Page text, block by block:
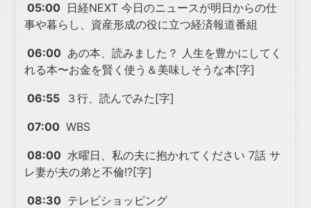
05:00 日経NEXT 今日のニュースが明日からの仕
事や暮らし、資産形成の役に立つ経済報道番組
06:00 あの本、読みました？ 人生を豊かにしてく
れる本〜お金を賢く使う＆美味しそうな本[字]
06:55 ３行、読んでみた[字]
07:00 WBS
08:00 水曜日、私の夫に抱かれてください 7話 サ
レ妻が夫の弟と不倫!?[字]
08:30 テレビショッピング